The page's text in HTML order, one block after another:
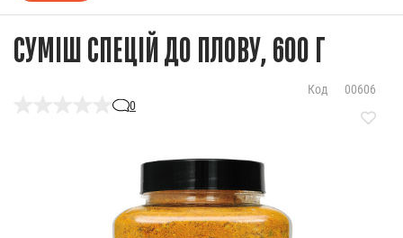
СУМІШ СПЕЦІЙ ДО ПЛОВУ, 600 Г
0
Код 00606